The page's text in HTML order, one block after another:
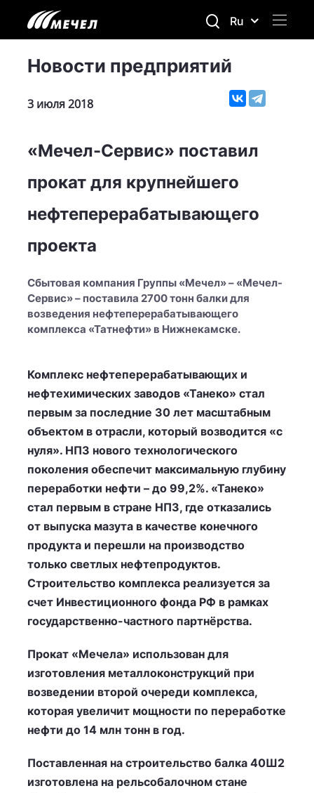
Ru
Новости предприятий
3 июля 2018
«Мечел-Сервис» поставил
прокат для крупнейшего
нефтеперерабатывающего
проекта
Сбытовая компания Группы «Мечел» – «Мечел-
Сервис» – поставила 2700 тонн балки для
возведения нефтеперерабатывающего
комплекса «Татнефти» в Нижнекамске.
Комплекс нефтеперерабатывающих и
нефтехимических заводов «Танеко» стал
первым за последние 30 лет масштабным
объектом в отрасли, который возводится «с
нуля». НПЗ нового технологического
поколения обеспечит максимальную глубину
переработки нефти – до 99,2%. «Танеко»
стал первым в стране НПЗ, где отказались
от выпуска мазута в качестве конечного
продукта и перешли на производство
только светлых нефтепродуктов.
Строительство комплекса реализуется за
счет Инвестиционного фонда РФ в рамках
государственно-частного партнёрства.
Прокат «Мечела» использован для
изготовления металлоконструкций при
возведении второй очереди комплекса,
которая увеличит мощности по переработке
нефти до 14 млн тонн в год.
Поставленная на строительство балка 40Ш2
изготовлена на рельсобалочном стане